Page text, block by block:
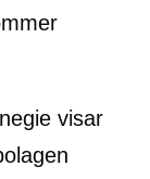
visar